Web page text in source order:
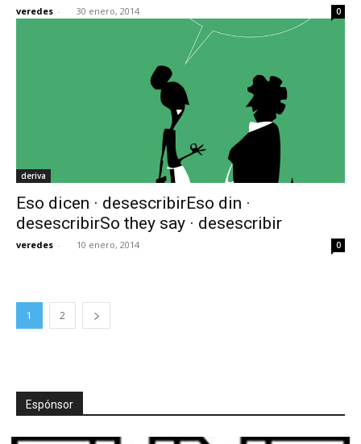
veredes - 30 enero, 2014 0
deriva
Eso dicen · desescribirEso din ·
desescribirSo they say · desescribir
veredes - 10 enero, 2014 0
1 2
Espónsor